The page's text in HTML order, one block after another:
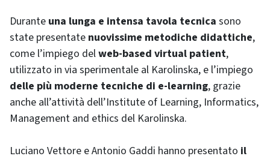
Durante una lunga e intensa tavola tecnica sono
state presentate nuovissime metodiche didattiche,
come l’impiego delweb-based virtual patient,
utilizzato in via sperimentale al Karolinska, e l’impiego
delle più moderne tecniche di e-learning, grazie
anche all’attività dell’Institute of Learning, Informatics,
Management and ethics del Karolinska.
Luciano Vettore e Antonio Gaddi hanno presentato il